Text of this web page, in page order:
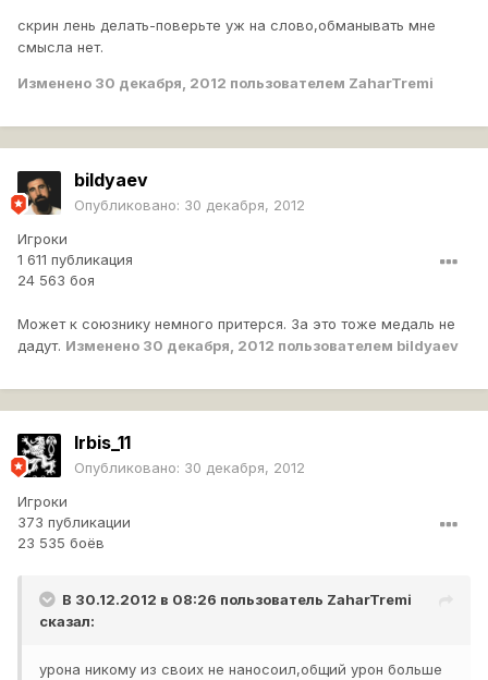
скрин лень делать-поверьте уж на слово,обманывать мне
смысла нет.
Изменено 30 декабря, 2012 пользователем ZaharTremi
bildyaev
Опубликовано: 30 декабря, 2012
Игроки
1 611 публикация
24 563 боя
Может к союзнику немного притерся. За это тоже медаль не
дадут. Изменено 30 декабря, 2012 пользователем bildyaev
Irbis_11
Опубликовано: 30 декабря, 2012
Игроки
373 публикации
23 535 боёв
В 30.12.2012 в 08:26 пользователь ZaharTremi
сказал:
урона никому из своих не наносоил,общий урон больше